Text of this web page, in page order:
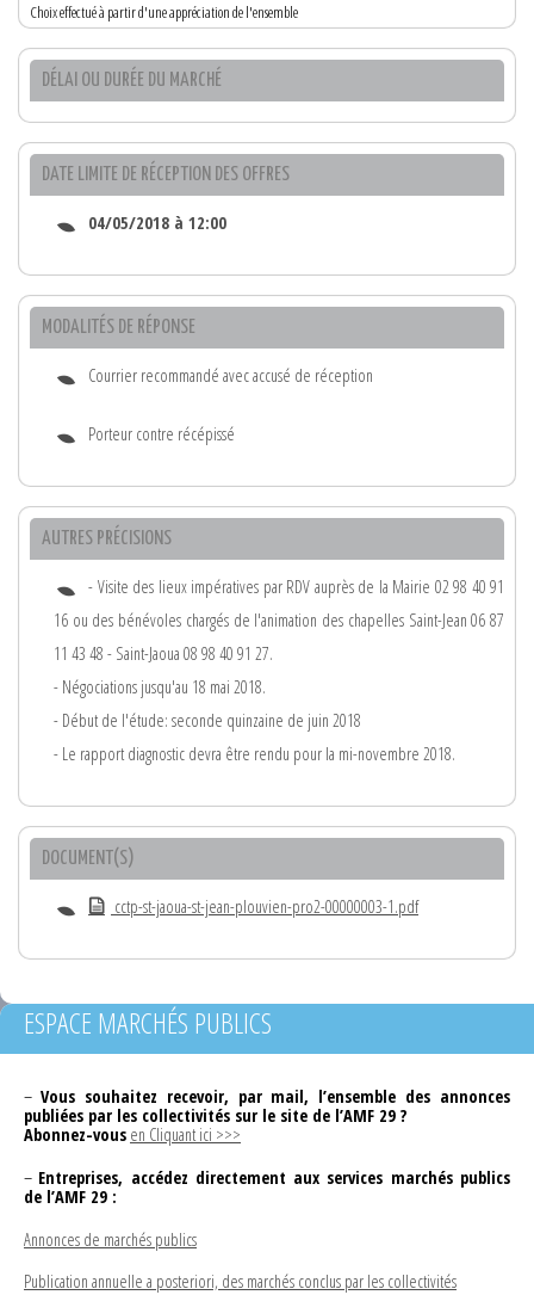
Choix effectué à partir d'une appréciation de l'ensemble
DÉLAI OU DURÉE DU MARCHÉ
DATE LIMITE DE RÉCEPTION DES OFFRES
04/05/2018 à 12:00
MODALITÉS DE RÉPONSE
Courrier recommandé avec accusé de réception
Porteur contre récépissé
AUTRES PRÉCISIONS
- Visite des lieux impératives par RDV auprès de la Mairie 02 98 40 91
16 ou des bénévoles chargés de l'animation des chapelles Saint-Jean 06 87
11 43 48 - Saint-Jaoua 08 98 40 91 27.
- Négociations jusqu'au 18 mai 2018.
- Début de l'étude: seconde quinzaine de juin 2018
- Le rapport diagnostic devra être rendu pour la mi-novembre 2018.
DOCUMENT(S)
cctp-st-jaoua-st-jean-plouvien-pro2-00000003-1.pdf
ESPACE MARCHÉS PUBLICS
– Vous souhaitez recevoir, par mail, l’ensemble des annonces
publiées par les collectivités sur le site de l’AMF 29 ?
Abonnez-vous en Cliquant ici >>>
– Entreprises, accédez directement aux services marchés publics
de l’AMF 29 :
Annonces de marchés publics
Publication annuelle a posteriori, des marchés conclus par les collectivités